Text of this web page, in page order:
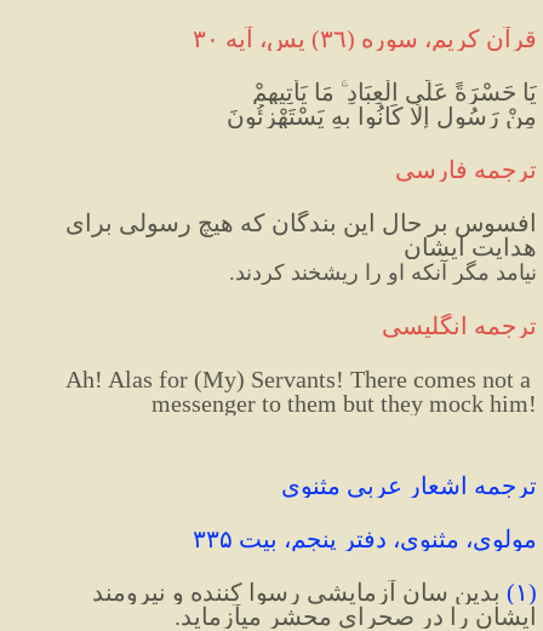
قرآن کریم، سوره (٣٦) يس، آيه ۳۰
يَا حَسْرَةً عَلَى الْعِبَادِ ۚ مَا يَأْتِيهِمْ
مِنْ رَسُولٍ إِلَّا كَانُوا بِهِ يَسْتَهْزِئُونَ
ترجمه فارسی
هدایت ایشان
نیامد مگر آنکه او را ریشخند کردند.
ترجمه انگلیسی
Ah! Alas for (My) Servants! There comes not a
messenger to them but they mock him!
ترجمه اشعار عربی مثنوی
مولوی، مثنوی، دفتر پنجم، بیت ۳۳۵
(۱) بدین سان آزمایشی رسوا کننده و نیرومند
ایشان را در صحرای محشر میآزماید.